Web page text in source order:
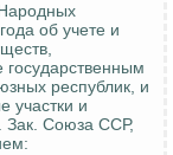
об учете и
республик, и
участки и
Зак. Союза ССР,